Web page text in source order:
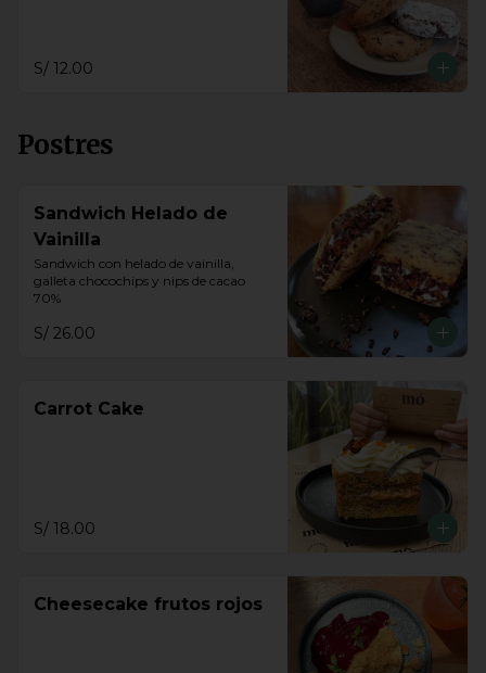
S/ 12.00
Postres
Sandwich Helado de
Vainilla
Sandwich con helado de vainilla,
galleta chocochips y nips de cacao
70%
S/ 26.00
Carrot Cake
S/ 18.00
Cheesecake frutos rojos